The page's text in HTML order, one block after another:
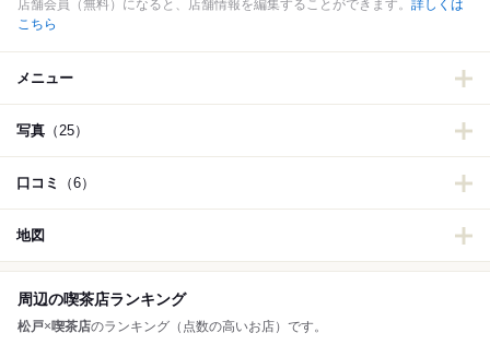
店舗会員（無料）になると、店舗情報を編集することができます。 詳しくは
こちら
メニュー
写真 （25）
口コミ （6）
地図
周辺の喫茶店ランキング
松戸×喫茶店のランキング（点数の高いお店）です。